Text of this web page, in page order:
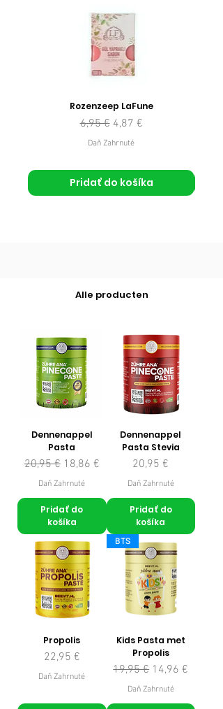
Rozenzeep LaFune
Normálna cena
6,95 € Zľavnená cena
4,87 €
Daň Zahrnuté
Pridať do košíka
Alle producten
Dennenappel
Pasta
Normálna cena
20,95 € Zľavnená cena
18,86 €
Daň Zahrnuté
Pridať do
košíka
Dennenappel
Pasta Stevia
Cena
20,95 €
Daň Zahrnuté
Pridať do
košíka
Propolis
Cena
22,95 €
Daň Zahrnuté
BTS
Kids Pasta met
Propolis
Normálna cena
19,95 € Zľavnená cena
14,96 €
Daň Zahrnuté